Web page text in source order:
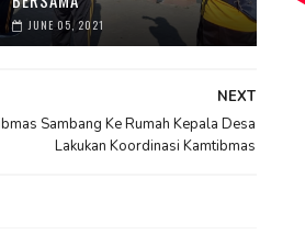
JUNE 05, 2021
NEXT
Sambang Ke Rumah Kepala Desa
Lakukan Koordinasi Kamtibmas